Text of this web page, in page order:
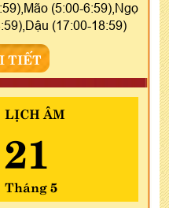
(5:00-6:59),Ngọ
(17:00-18:59)
TIẾT
LỊCH ÂM
21
Tháng 5